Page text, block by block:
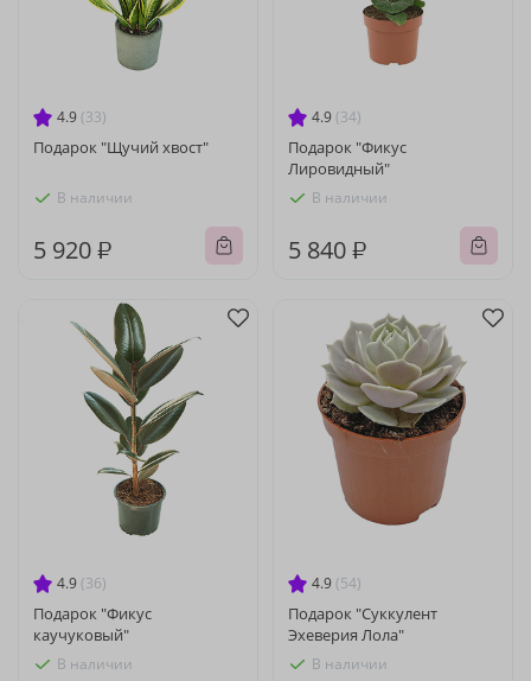
4.9 (33)
Подарок "Щучий хвост"
В наличии
5 920 ₽
4.9 (34)
Подарок "Фикус
Лировидный"
В наличии
5 840 ₽
4.9 (36)
Подарок "Фикус
каучуковый"
В наличии
4.9 (54)
Подарок "Суккулент
Эхеверия Лола"
В наличии